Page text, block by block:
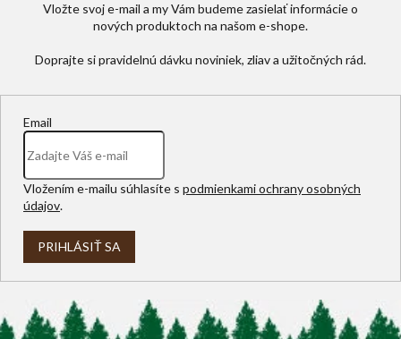
Vložte svoj e-mail a my Vám budeme zasielať informácie o
nových produktoch na našom e-shope.
Email
Vložením e-mailu súhlasíte s podmienkami ochrany osobných
údajov.
PRIHLÁSIŤ SA
Z